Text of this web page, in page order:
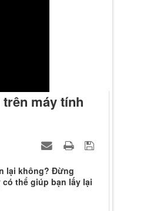
máy tính
lại không? Đừng
thể giúp bạn lấy lại